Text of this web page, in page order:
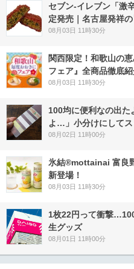
セブン-イレブン「激
定発売｜名古屋発祥
08月03日 11時30分
関西限定！和歌山の
フェア』全商品徹底
08月03日 11時30分
100均に便利なの出た
よ…」小分けにして
08月02日 11時00分
氷結®mottainai 富良
新登場！
08月03日 11時30分
1枚22円って衝撃
生グッズ
08月01日 11時00分